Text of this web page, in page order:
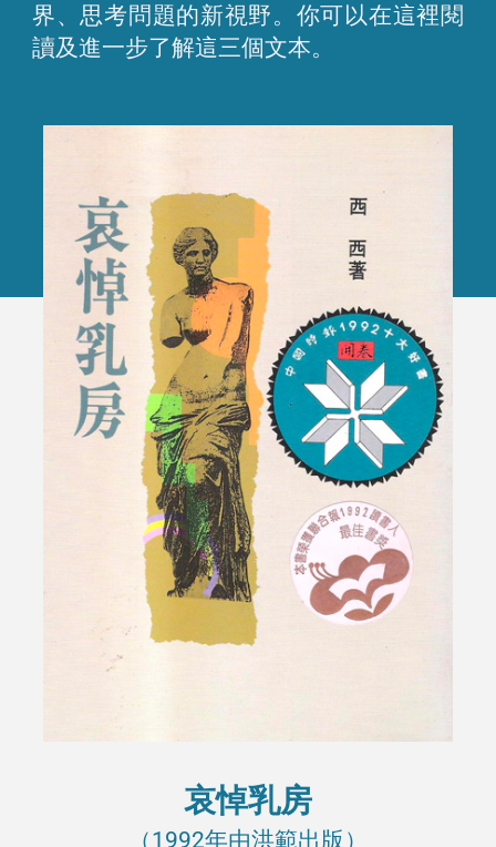
界、思考問題的新視野。你可以在這裡閱
讀及進一步了解這三個文本。
哀悼乳房
（1992年由洪範出版）